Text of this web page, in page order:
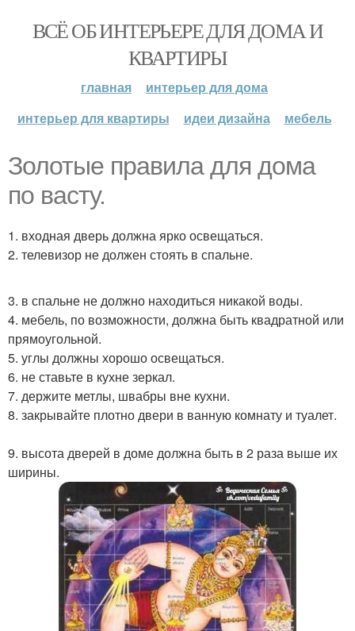
ВСЁ ОБ ИНТЕРЬЕРЕ ДЛЯ ДОМА И
КВАРТИРЫ
главная
интерьер для дома
интерьер для квартиры
идеи дизайна мебель
Золотые правила для дома
по васту.
1. входная дверь должна ярко освещаться.
2. телевизор не должен стоять в спальне.
3. в спальне не должно находиться никакой воды.
4. мебель, по возможности, должна быть квадратной или
прямоугольной.
5. углы должны хорошо освещаться.
6. не ставьте в кухне зеркал.
7. держите метлы, швабры вне кухни.
8. закрывайте плотно двери в ванную комнату и туалет.
9. высота дверей в доме должна быть в 2 раза выше их
ширины.